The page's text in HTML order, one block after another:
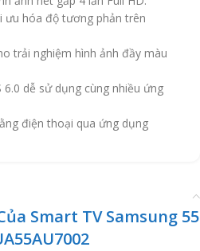
ưu hóa độ tương phản trên
trải nghiệm hình ảnh đầy màu
6.0 dễ sử dụng cùng nhiều ứng
điện thoại qua ứng dụng
Smart TV Samsung 55